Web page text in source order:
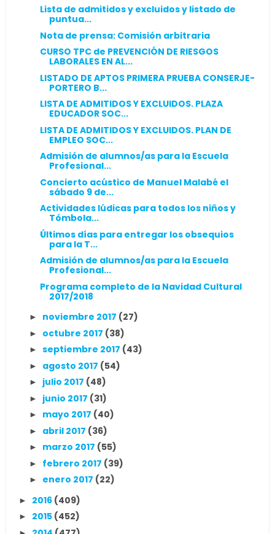
Lista de admitidos y excluidos y listado de
puntua...
Nota de prensa: Comisión arbitraria
CURSO TPC de PREVENCIÓN DE RIESGOS
LABORALES EN AL...
LISTADO DE APTOS PRIMERA PRUEBA CONSERJE-
PORTERO B...
LISTA DE ADMITIDOS Y EXCLUIDOS. PLAZA
EDUCADOR SOC...
LISTA DE ADMITIDOS Y EXCLUIDOS. PLAN DE
EMPLEO SOC...
Admisión de alumnos/as para la Escuela
Profesional...
Concierto acústico de Manuel Malabé el
sábado 9 de...
Actividades lúdicas para todos los niños y
Tómbola...
Últimos días para entregar los obsequios
para la T...
Admisión de alumnos/as para la Escuela
Profesional...
Programa completo de la Navidad Cultural
2017/2018
► noviembre 2017 (27)
► octubre 2017 (38)
► septiembre 2017 (43)
► agosto 2017 (54)
► julio 2017 (48)
► junio 2017 (31)
► mayo 2017 (40)
► abril 2017 (36)
► marzo 2017 (55)
► febrero 2017 (39)
► enero 2017 (22)
► 2016 (409)
► 2015 (452)